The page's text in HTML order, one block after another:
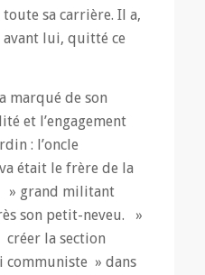
sa carrière. Il a,
lui, quitté ce
marqué de son
et l’engagement
: l’oncle
était le frère de la
» grand militant
son petit-neveu. »
la section
communiste » dans